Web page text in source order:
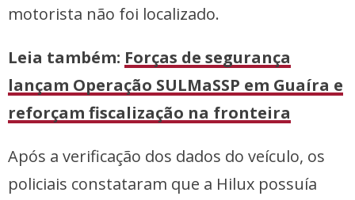
motorista não foi localizado.
Leia também: Forças de segurança
lançam Operação SULMaSSP em Guaíra e
reforçam fiscalização na fronteira
Após a verificação dos dados do veículo, os
policiais constataram que a Hilux possuía